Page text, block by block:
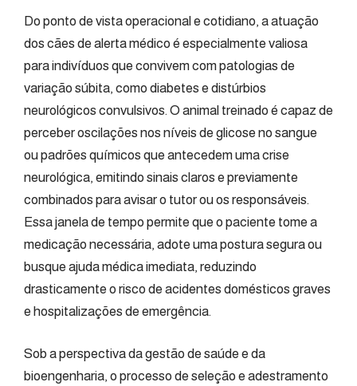
Do ponto de vista operacional e cotidiano, a atuação
dos cães de alerta médico é especialmente valiosa
para indivíduos que convivem com patologias de
variação súbita, como diabetes e distúrbios
neurológicos convulsivos. O animal treinado é capaz de
perceber oscilações nos níveis de glicose no sangue
ou padrões químicos que antecedem uma crise
neurológica, emitindo sinais claros e previamente
combinados para avisar o tutor ou os responsáveis.
Essa janela de tempo permite que o paciente tome a
medicação necessária, adote uma postura segura ou
busque ajuda médica imediata, reduzindo
drasticamente o risco de acidentes domésticos graves
e hospitalizações de emergência.
Sob a perspectiva da gestão de saúde e da
bioengenharia, o processo de seleção e adestramento